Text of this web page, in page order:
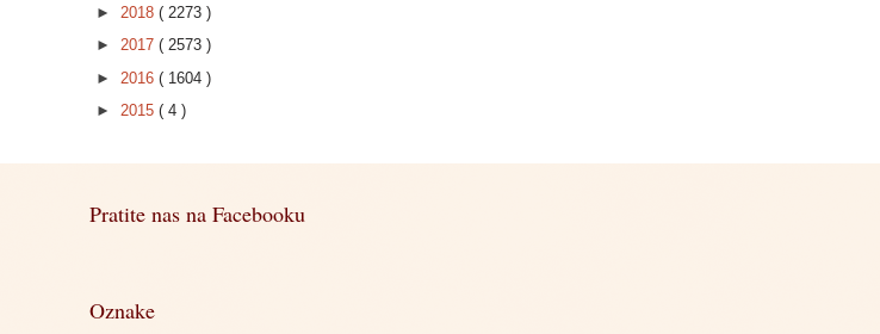
► 2018 ( 2273 )
► 2017 ( 2573 )
► 2016 ( 1604 )
► 2015 ( 4 )
Pratite nas na Facebooku
Oznake